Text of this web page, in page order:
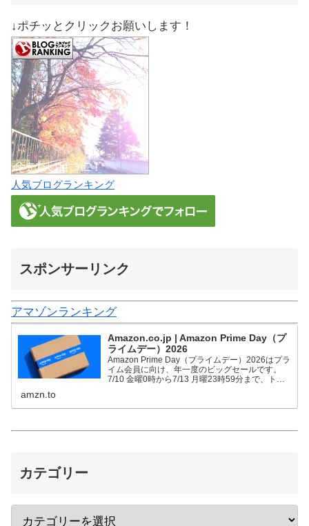
↓ポチッとクリックお願いします！
人気ブログランキング
スポンサーリンク
アマゾンランキング
Amazon.co.jp | Amazon Prime Day（プ
ライムデー）2026
Amazon Prime Day（プライムデー）2026はプラ
イム会員に向け、年一度のビッグセールです。
7/10 金曜0時から7/13 月曜23時59分まで、トッ
amzn.to
カテゴリー